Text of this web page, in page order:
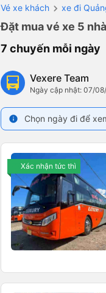
Vé xe khách xe đi
Đặt mua vé xe 5
7 chuyến mỗi ngày
Vexere Team
Ngày cập nhật: 07/
info Chọn ngày đi để
Xác nhận tức thì